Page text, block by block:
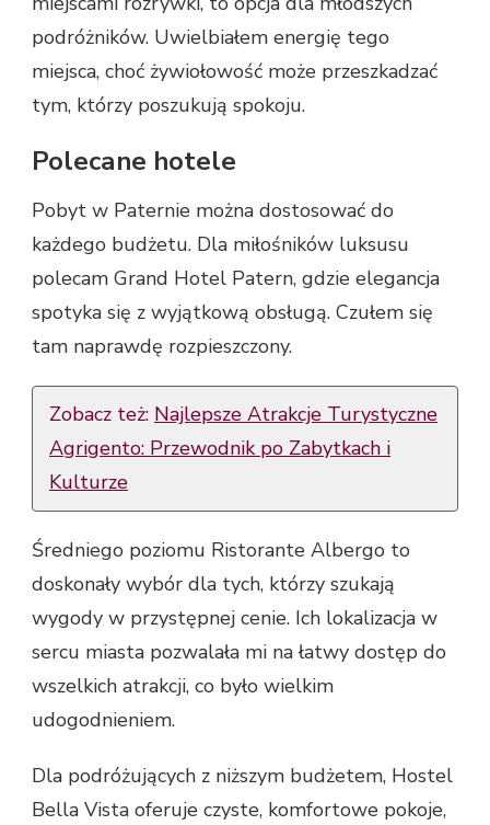
podróżników. Uwielbiałem energię tego
miejsca, choć żywiołowość może przeszkadzać
tym, którzy poszukują spokoju.
Polecane hotele
Pobyt w Paternie można dostosować do
każdego budżetu. Dla miłośników luksusu
polecam Grand Hotel Patern, gdzie elegancja
spotyka się z wyjątkową obsługą. Czułem się
tam naprawdę rozpieszczony.
Zobacz też: Najlepsze Atrakcje Turystyczne
Agrigento: Przewodnik po Zabytkach i
Kulturze
Średniego poziomu Ristorante Albergo to
doskonały wybór dla tych, którzy szukają
wygody w przystępnej cenie. Ich lokalizacja w
sercu miasta pozwalała mi na łatwy dostęp do
wszelkich atrakcji, co było wielkim
udogodnieniem.
Dla podróżujących z niższym budżetem, Hostel
Bella Vista oferuje czyste, komfortowe pokoje,